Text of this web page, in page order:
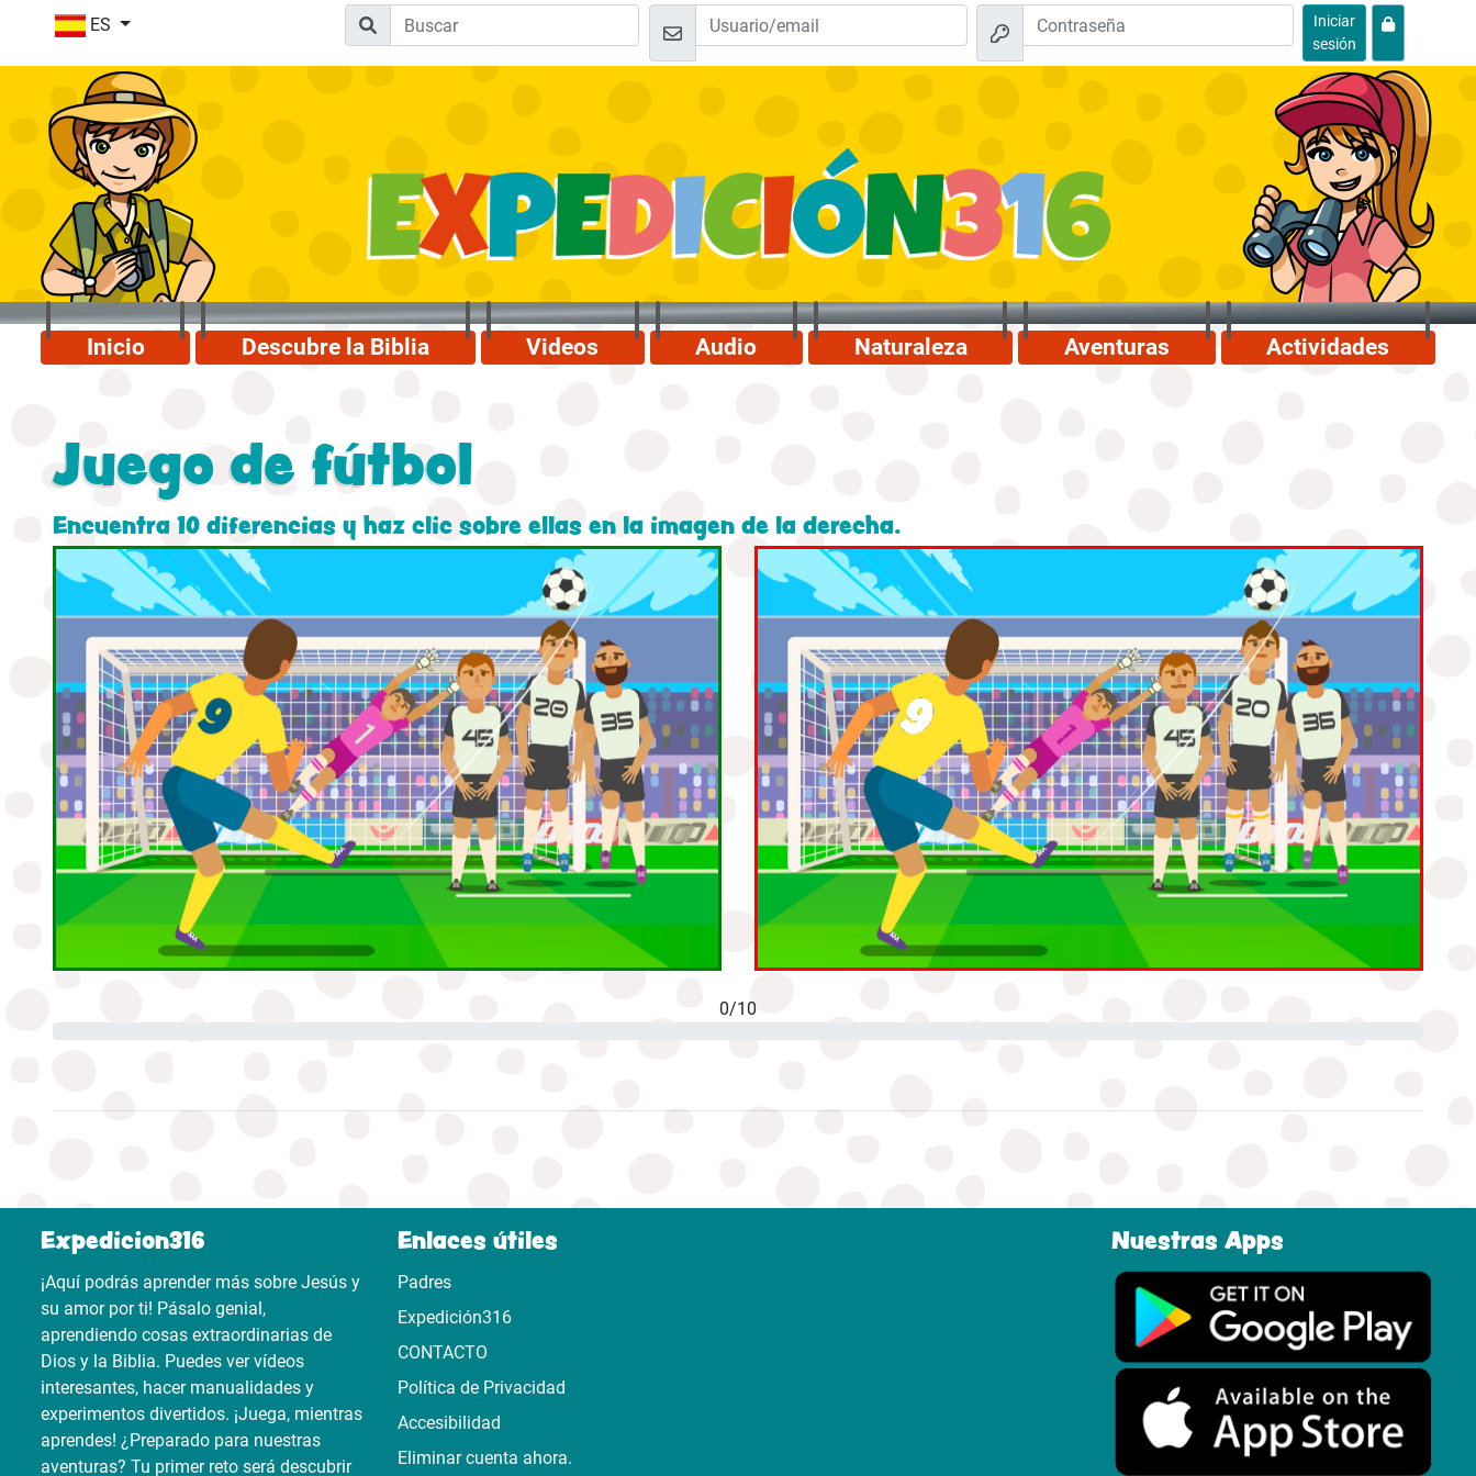
ES
Iniciar
sesión
Inicio Descubre la Biblia Videos Audio Naturaleza Aventuras Actividades
Juego de fútbol
Encuentra 10 diferencias y haz clic sobre ellas en la imagen de la derecha.
0/10
Expedicion316
¡Aquí podrás aprender más sobre Jesús y
su amor por ti! Pásalo genial,
aprendiendo cosas extraordinarias de
Dios y la Biblia. Puedes ver vídeos
interesantes, hacer manualidades y
experimentos divertidos. ¡Juega, mientras
aprendes! ¿Preparado para nuestras
aventuras? Tu primer reto será descubrir
Enlaces útiles
Padres
Expedición316
CONTACTO
Política de Privacidad
Accesibilidad
Eliminar cuenta ahora.
Nuestras Apps